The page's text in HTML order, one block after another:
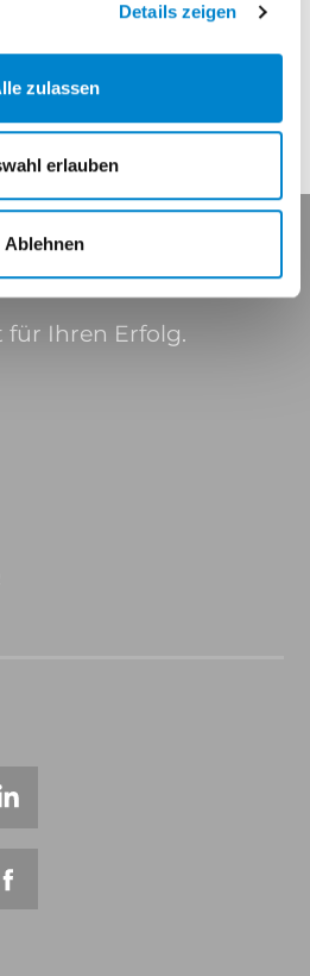
Details zeigen
zulassen
erlauben
Ablehnen
für Ihren Erfolg.